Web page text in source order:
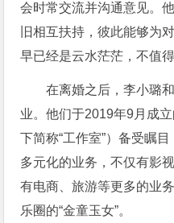
会时常交流并沟通意见。
旧相互扶持，彼此能够为
早已经是云水茫茫，不值得
在离婚之后，李小璐
业。他们于2019年9月成
下简称“工作室”）备受瞩
多元化的业务，不仅有影
有电商、旅游等更多的业
乐圈的“金童玉女”。